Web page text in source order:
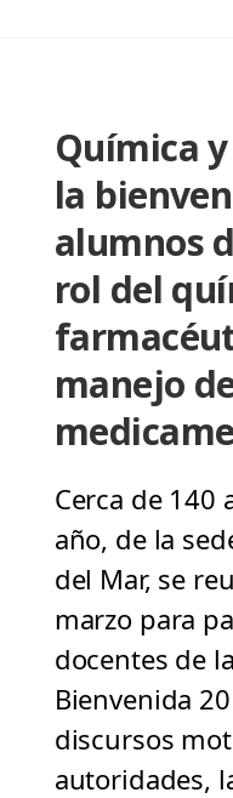
Química
la
alumnos
rol del
manejo
Cerca de
año, de la
del Mar, se
marzo para
docentes de
Bienvenida
discursos
autoridades,